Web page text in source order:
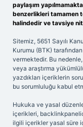
paylaşım
benzerlikleri tamamen
halindedir ve tavsiye
Sitemiz, 5651 Sayılı
Kurumu (BTK)
vermektedir. Bu
veya araştırma
yazdıkları içeriklerin
bu sorumluluğu kabul
Hukuka ve yasal
içerikleri,
ilgili içerikler yasal süre